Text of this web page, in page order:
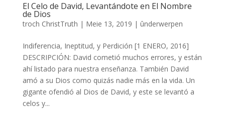
El Celo de David, Levantándote en El Nombre
de Dios
troch ChristTruth | Meie 13, 2019 | ûnderwerpen
Indiferencia, Ineptitud, y Perdición [1 ENERO, 2016]
DESCRIPCIÓN: David cometió muchos errores, y están
ahí listado para nuestra enseñanza. También David
amó a su Dios como quizás nadie más en la vida. Un
gigante ofendió al Dios de David, y este se levantó a
celos y...